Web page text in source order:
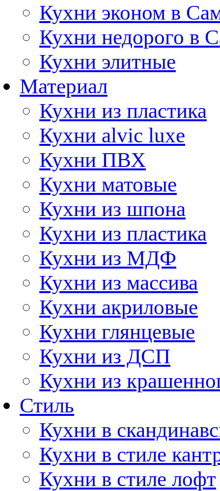
Кухни эконом в
Кухни недорого в
Кухни элитные
Материал
Кухни из пластика
Кухни alvic luxe
Кухни ПВХ
Кухни матовые
Кухни из шпона
Кухни из пластика
Кухни из МДФ
Кухни из массива
Кухни акриловые
Кухни глянцевые
Кухни из ДСП
Кухни из
Стиль
Кухни в
Кухни в стиле
Кухни в стиле лофт